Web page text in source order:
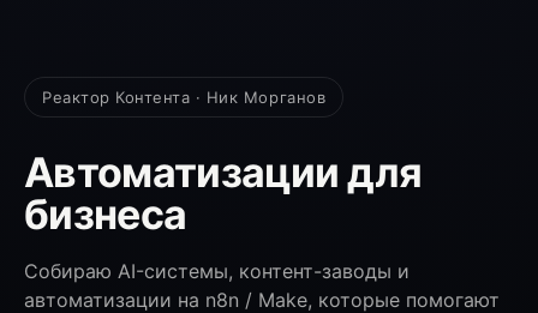
Реактор Контента · Ник Морганов
Автоматизации для
бизнеса
Собираю AI-системы, контент-заводы и
автоматизации на n8n / Make, которые помогают